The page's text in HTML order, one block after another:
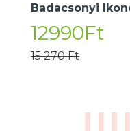
Badacsonyi
12990Ft
15 270 Ft